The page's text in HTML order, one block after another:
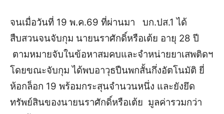
จนเมื่อวันที่ 19 พ.ค.69 ที่ผ่านมา บก.ปส.1 ได้
สืบสวนจนจับกุม นายนราศักดิ์หรือเต้ย อายุ 28 ปี
ตามหมายจับในข้อหาสมคบและจำหน่ายยาเสพติดฯ
โดยขณะจับกุม ได้พบอาวุธปืนพกสั้นกึ่งอัตโนมัติ ยี่
ห้อกล็อก 19 พร้อมกระสุนจำนวนหนึ่ง และยังยึด
ทรัพย์สินของนายนราศักดิ์หรือเต้ย มูลค่ารวมกว่า